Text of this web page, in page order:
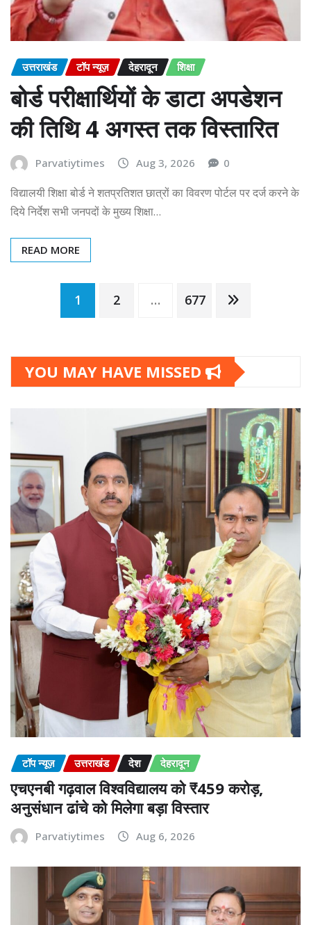
उत्तराखंड टॉप न्यूज़ देहरादून शिक्षा
बोर्ड परीक्षार्थियों के डाटा अपडेशन
की तिथि 4 अगस्त तक विस्तारित
Parvatiytimes Aug 3, 2026 0
विद्यालयी शिक्षा बोर्ड ने शतप्रतिशत छात्रों का विवरण पोर्टल पर दर्ज करने के
दिये निर्देश सभी जनपदों के मुख्य शिक्षा…
READ MORE
Posts
1 2 … 677
YOU MAY HAVE MISSED
टॉप न्यूज़ उत्तराखंड देश देहरादून
एचएनबी गढ़वाल विश्वविद्यालय को ₹459 करोड़,
अनुसंधान ढांचे को मिलेगा बड़ा विस्तार
Parvatiytimes Aug 6, 2026